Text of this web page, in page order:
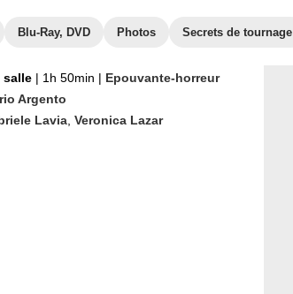
Blu-Ray, DVD Photos Secrets de tournage
salle | 1h 50min | Epouvante-horreur
Argento
Lavia Veronica Lazar